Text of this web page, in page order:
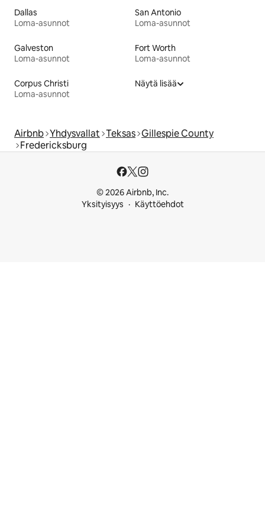
Dallas
Loma-asunnot
San Antonio
Loma-asunnot
Galveston
Loma-asunnot
Fort Worth
Loma-asunnot
Corpus Christi
Loma-asunnot
Näytä lisää
Airbnb Yhdysvallat Teksas Gillespie County
Fredericksburg
© 2026 Airbnb, Inc.
Yksityisyys
Käyttöehdot